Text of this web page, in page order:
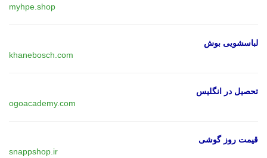
myhpe.shop
لباسشویی بوش
khanebosch.com
تحصیل در انگلیس
ogoacademy.com
قیمت روز گوشی
snappshop.ir